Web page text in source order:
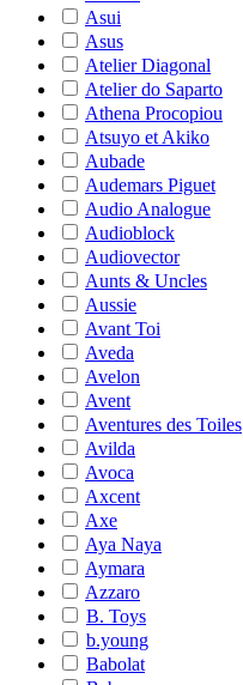
Asui
Asus
Atelier Diagonal
Atelier do Saparto
Athena Procopiou
Atsuyo et Akiko
Aubade
Audemars Piguet
Audio Analogue
Audioblock
Audiovector
Aunts & Uncles
Aussie
Avant Toi
Aveda
Avelon
Avent
Aventures des Toiles
Avilda
Avoca
Axcent
Axe
Aya Naya
Aymara
Azzaro
B. Toys
b.young
Babolat